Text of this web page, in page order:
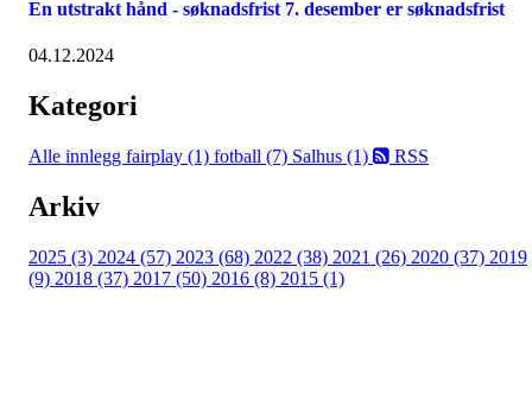
En utstrakt hånd - søknadsfrist 7. desember er søknadsfrist
04.12.2024
Kategori
Alle innlegg fairplay (1) fotball (7) Salhus (1) RSS
Arkiv
2025 (3) 2024 (57) 2023 (68) 2022 (38) 2021 (26) 2020 (37) 2019
(9) 2018 (37) 2017 (50) 2016 (8) 2015 (1)